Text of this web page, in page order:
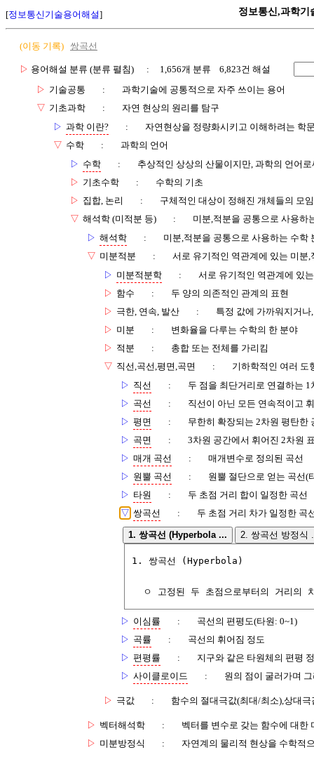
[정보통신기술용어해설] 정보통신,과학기
(이동 기록) 쌍곡선
▷ 용어해설 분류 (분류 펼침)
: 1,656개 분류 6,823건 해설
▷ 기술공통 :
과학기술에 공통적으로 자주 쓰이는 용어
▽ 기초과학 :
자연 현상의 원리를 탐구
▷ 과학 이란? :
자연현상을 정량화시키고 이해하려는 학
▽ 수학 :
과학의 언어
▷ 수학 :
추상적인 상상의 산물이지만, 과학의 언어
▷ 기초수학 :
수학의 기초
▷ 집합, 논리 :
구체적인 대상이 정해진 개체들의 모
▽ 해석학 (미적분 등) :
미분,적분을 공통으로 사용하
▷ 해석학 :
미분,적분을 공통으로 사용하는 수학
▽ 미분적분 :
서로 유기적인 역관계에 있는 미분,
▷ 미분적분학 :
서로 유기적인 역관계에 있
▷ 함수 :
두 양의 의존적인 관계의 표현
▷ 극한, 연속, 발산 :
특정 값에 가까워지거
▷ 미분 :
변화율을 다루는 수학의 한 분야
▷ 적분 :
총합 또는 전체를 가리킴
▽ 직선,곡선,평면,곡면 :
기하학적인 여러 도
▷ 직선 :
두 점을 최단거리로 연결하는 1
▷ 곡선 :
직선이 아닌 모든 연속적이고
▷ 평면 :
무한히 확장되는 2차원 평탄한
▷ 곡면 :
3차원 공간에서 휘어진 2차원
▷ 매개 곡선 :
매개변수로 정의된 곡선
▷ 원뿔 곡선 :
원뿔 절단으로 얻는 곡선(
▷ 타원 :
두 초점 거리 합이 일정한 곡선
▽ 쌍곡선 : 두 초점 거리 차가 일정한 곡
1. 쌍곡선 (Hyperbola ... 2. 쌍곡선 방정식
1. 쌍곡선 (Hyperbola)
ㅇ 고정된 두 초점으로부터의 거리의
▷ 이심률 :
곡선의 편평도(타원: 0~1)
▷ 곡률 :
곡선의 휘어짐 정도
▷ 편평률 :
지구와 같은 타원체의 편평
▷ 사이클로이드 : 원의 점이 굴러가며
▷ 극값 : 함수의 절대극값(최대/최소),상대
▷ 벡터해석학 :
벡터를 변수로 갖는 함수에 대한
▷ 미분방정식 : 자연계의 물리적 현상을 수학적